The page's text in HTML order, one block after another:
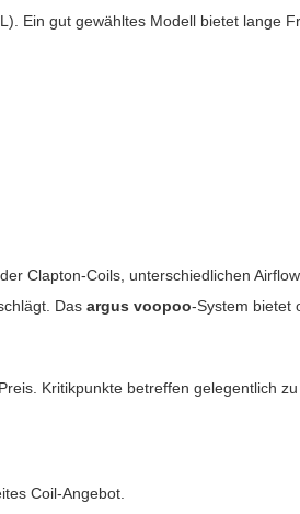
Ein gut gewähltes Modell bietet lange
Clapton-Coils, unterschiedlichen
Dasargus voopoo-System bietet
Kritikpunkte betreffen gelegentlich
Coil-Angebot.